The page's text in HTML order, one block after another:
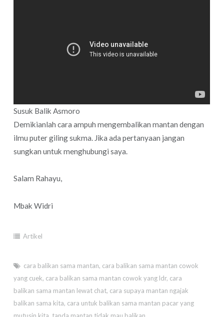
Susuk Balik Asmoro
Demikianlah cara ampuh mengembalikan mantan dengan
ilmu puter giling sukma. Jika ada pertanyaan jangan
sungkan untuk menghubungi saya.
Salam Rahayu,
Mbak Widri
Artikel
cara balikan sama mantan, cara balikan sama mantan cowok
yang cuek, cara balikan sama mantan cowok yang ldr, cara
balikan sama mantan lewat chat, cara supaya mantan ngajak
balikan sama kita, cara untuk balikan sama mantan pacar yang